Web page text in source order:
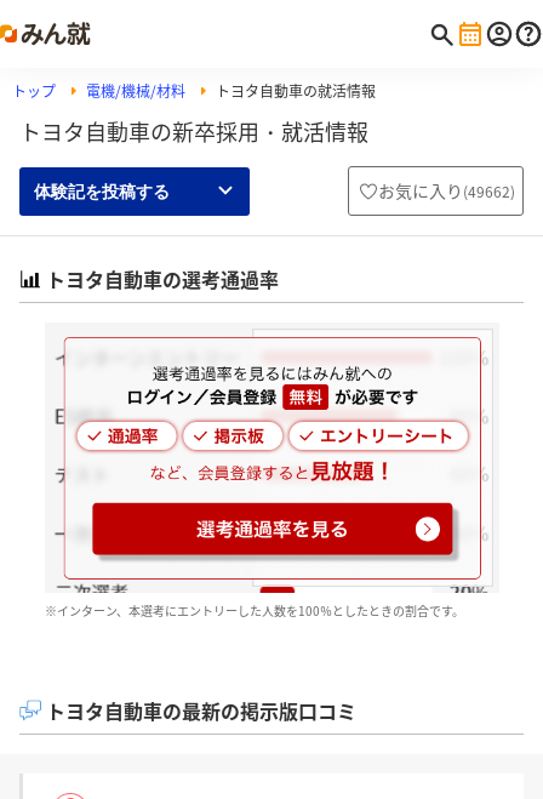
トップ 電機/機械/材料 トヨタ自動車の就活情報
トヨタ自動車の新卒採用・就活情報
体験記を投稿する お気に入り (49662)
トヨタ自動車の選考通過率
※インターン、本選考にエントリーした人数を100％としたときの割合です。
トヨタ自動車の最新の掲示版口コミ